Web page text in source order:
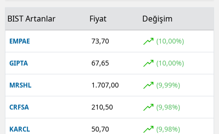
BIST Artanlar Fiyat Değişim
EMPAE 73,70 (10,00%)
GIPTA 67,65 (10,00%)
MRSHL 1.707,00 (9,99%)
CRFSA 210,50 (9,98%)
KARCL 50,70 (9,98%)